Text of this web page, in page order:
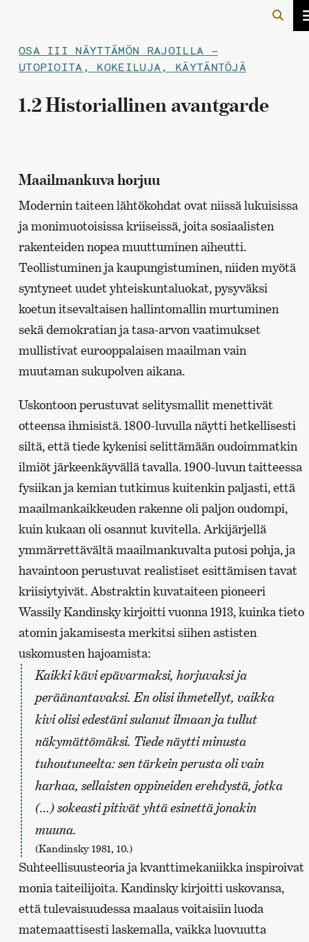
OSA III
NÄYTTÄMÖN RAJOILLA –
UTOPIOITA, KOKEILUJA, KÄYTÄNTÖJÄ
1.2 Historiallinen avantgarde
Maailmankuva horjuu
Modernin taiteen lähtökohdat ovat niissä lukuisissa
ja monimuotoisissa kriiseissä, joita sosiaalisten
rakenteiden nopea muuttuminen aiheutti.
Teollistuminen ja kaupungistuminen, niiden myötä
syntyneet uudet yhteiskuntaluokat, pysyväksi
koetun itsevaltaisen hallintomallin murtuminen
sekä demokratian ja tasa-arvon vaatimukset
mullistivat eurooppalaisen maailman vain
muutaman sukupolven aikana.
Uskontoon perustuvat selitysmallit menettivät
otteensa ihmisistä. 1800-luvulla näytti hetkellisesti
siltä, että tiede kykenisi selittämään oudoimmatkin
ilmiöt järkeenkäyvällä tavalla. 1900-luvun taitteessa
fysiikan ja kemian tutkimus kuitenkin paljasti, että
maailmankaikkeuden rakenne oli paljon oudompi,
kuin kukaan oli osannut kuvitella. Arkijärjellä
ymmärrettävältä maailmankuvalta putosi pohja, ja
havaintoon perustuvat realistiset esittämisen tavat
kriisiytyivät. Abstraktin kuvataiteen pioneeri
Wassily Kandinsky kirjoitti vuonna 1913, kuinka tieto
atomin jakamisesta merkitsi siihen astisten
uskomusten hajoamista:
Kaikki kävi epävarmaksi, horjuvaksi ja
peräänantavaksi. En olisi ihmetellyt, vaikka
kivi olisi edestäni sulanut ilmaan ja tullut
näkymättömäksi. Tiede näytti minusta
tuhoutuneelta: sen tärkein perusta oli vain
harhaa, sellaisten oppineiden erehdystä, jotka
(…) sokeasti pitivät yhtä esinettä jonakin
muuna.
(Kandinsky 1981, 10.)
Suhteellisuusteoria ja kvanttimekaniikka inspiroivat
monia taiteilijoita. Kandinsky kirjoitti uskovansa,
että tulevaisuudessa maalaus voitaisiin luoda
matemaattisesti laskemalla, vaikka luovuutta